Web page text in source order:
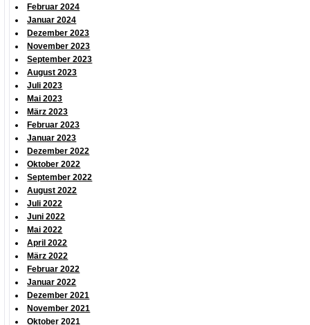
Februar 2024
Januar 2024
Dezember 2023
November 2023
September 2023
August 2023
Juli 2023
Mai 2023
März 2023
Februar 2023
Januar 2023
Dezember 2022
Oktober 2022
September 2022
August 2022
Juli 2022
Juni 2022
Mai 2022
April 2022
März 2022
Februar 2022
Januar 2022
Dezember 2021
November 2021
Oktober 2021